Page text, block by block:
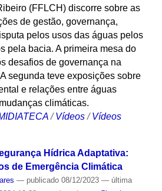
(FFLCH) discorre sobre as
de gestão, governança,
pelos usos das águas pelos
pela bacia. A primeira mesa do
desafios de governança na
segunda teve exposições sobre
e relações entre águas
climáticas.
/Vídeos /Vídeos
Hídrica Adaptativa:
de Emergência Climática
— publicado08/12/2023 — última